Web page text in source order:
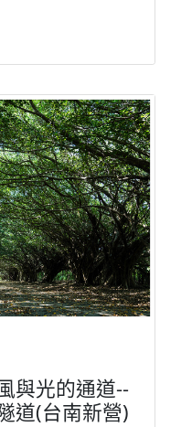
與光的通道--
道(台南新營)